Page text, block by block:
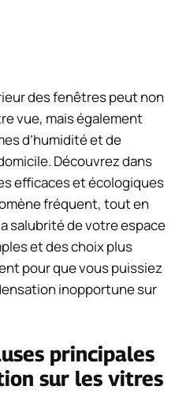
des fenêtres peut non
vue, mais également
d’humidité et de
Découvrez dans
efficaces et écologiques
fréquent, tout en
salubrité de votre espace
et des choix plus
pour que vous puissiez
inopportune sur
principales
sur les vitres